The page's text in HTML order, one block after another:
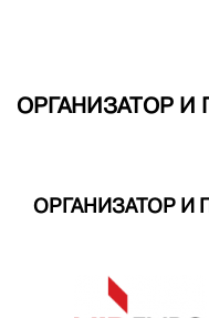
ОРГАНИЗАТОР И
ОРГАНИЗАТОР И